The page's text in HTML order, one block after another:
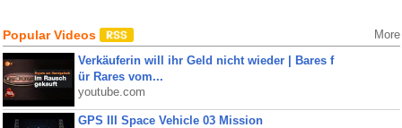
Popular Videos More
Verkäuferin will ihr Geld nicht wieder | Bares f
ür Rares vom...
youtube.com
GPS III Space Vehicle 03 Mission